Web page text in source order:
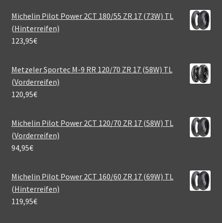
Michelin Pilot Power 2CT 180/55 ZR 17 (73W) TL
(Hinterreifen)
123,95€
Metzeler Sportec M-9 RR 120/70 ZR 17 (58W) TL
(Vorderreifen)
120,95€
Michelin Pilot Power 2CT 120/70 ZR 17 (58W) TL
(Vorderreifen)
94,95€
Michelin Pilot Power 2CT 160/60 ZR 17 (69W) TL
(Hinterreifen)
119,95€